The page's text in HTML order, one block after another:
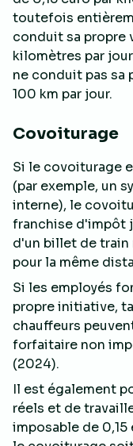
toutefois
conduit sa propre
kilomètres par
ne conduit pas sa
100 km par jour.
Covoiturage
Si le covoiturage
(par exemple, un
interne), le
franchise d'impôt
d'un billet de train
pour la même
Si les employés
propre initiative,
chauffeurs
forfaitaire non
(2024).
Il est également
réels et de
imposable de